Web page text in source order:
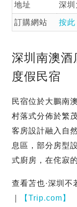
地址 深
訂購網站 按此
深圳南澳酒
度假民宿
民宿位於大鵬南
村落式分佈於繁
客房設計融入自
息區，部分房型
式廚房，在侘寂
查看苫也·深圳不
【Trip.com】